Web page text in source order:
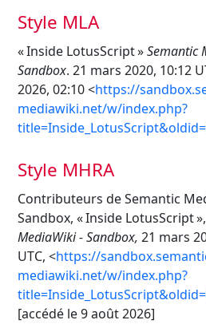
Style MLA
« Inside LotusScript »Semantic
Sandbox. 21 mars 2020, 10:12
2026, 02:10 <https://
mediawiki.net/w/index.php?
Style MHRA
Contributeurs de Semantic
Sandbox, « Inside LotusScript »,
MediaWiki - Sandbox, 21 mars
UTC, <https://
mediawiki.net/w/index.php?
[accédé le 9 août 2026]